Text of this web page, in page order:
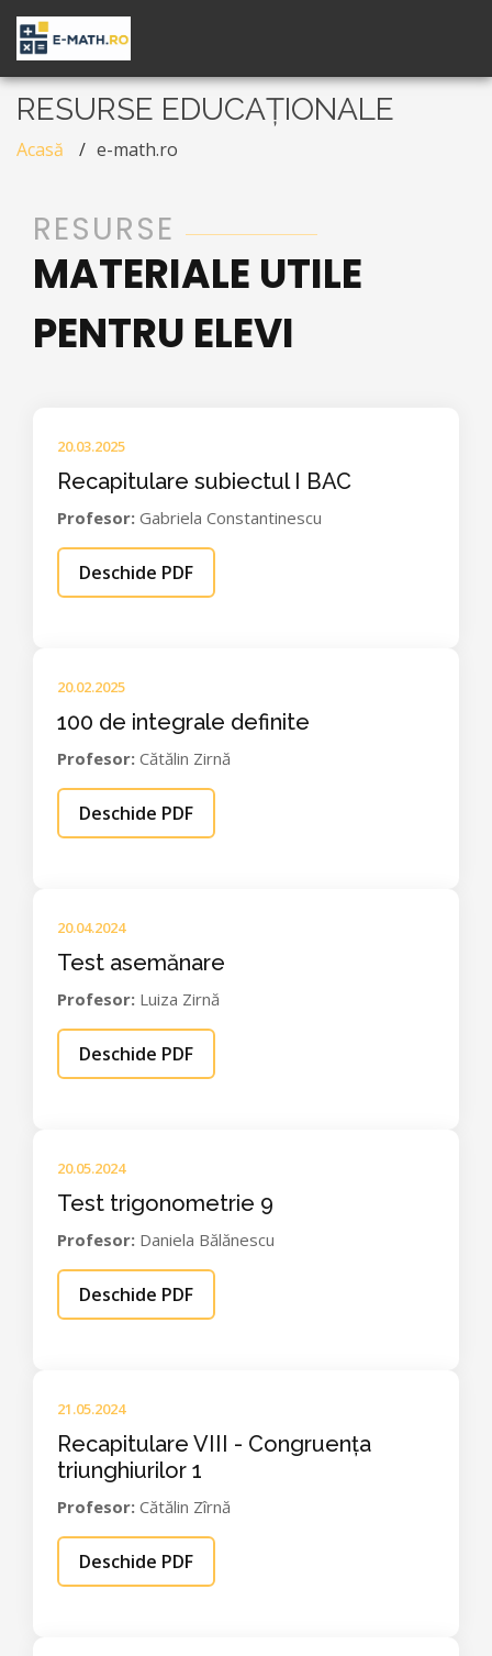
RESURSE EDUCAȚIONALE
Acasă e-math.ro
RESURSE
MATERIALE UTILE
PENTRU ELEVI
20.03.2025
Recapitulare subiectul I BAC
Profesor: Gabriela Constantinescu
Deschide PDF
20.02.2025
100 de integrale definite
Profesor: Cătălin Zirnă
Deschide PDF
20.04.2024
Test asemănare
Profesor: Luiza Zirnă
Deschide PDF
20.05.2024
Test trigonometrie 9
Profesor: Daniela Bălănescu
Deschide PDF
21.05.2024
Recapitulare VIII - Congruența
triunghiurilor 1
Profesor: Cătălin Zîrnă
Deschide PDF